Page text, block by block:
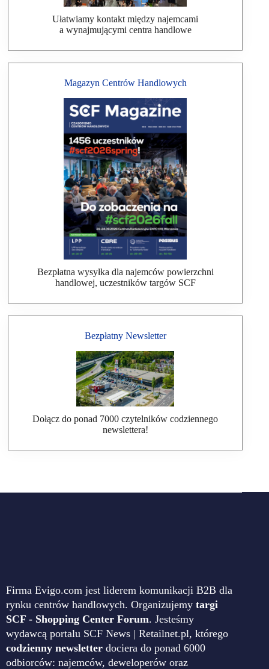
Ułatwiamy kontakt między najemcami
a wynajmującymi centra handlowe
Magazyn Centrów Handlowych
Bezpłatna wysyłka dla najemców powierzchni
handlowej, uczestników targów SCF
Bezpłatny Newsletter
Dołącz do ponad 7000 czytelników codziennego
newslettera!
Firma Evigo.com jest liderem komunikacji B2B dla
rynku centrów handlowych. Organizujemy targi
SCF - Shopping Center Forum. Jesteśmy
wydawcą portalu SCF News | Retailnet.pl, którego
codzienny newsletter dociera do ponad 6000
odbiorców: najemców, deweloperów oraz